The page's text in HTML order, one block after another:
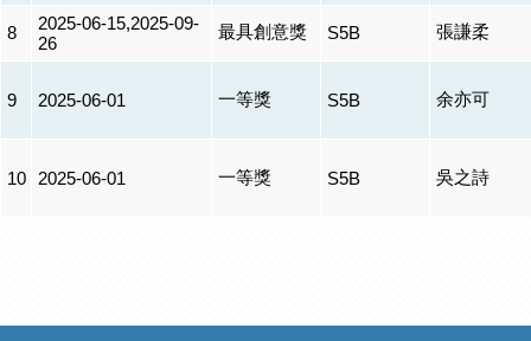
8
2025-06-15,2025-09-
26
最具創意獎 S5B 張謙柔
9 2025-06-01 一等獎 S5B 余亦可
10 2025-06-01 一等獎 S5B 吳之詩